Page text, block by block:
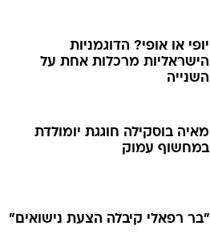
יופי או אופי? הדוגמניות
הישראליות מרכלות אחת על
השנייה
מאיה בוסקילה חוגגת יומולדת
במחשוף עמוק
"בר רפאלי קיבלה הצעת נישואים"